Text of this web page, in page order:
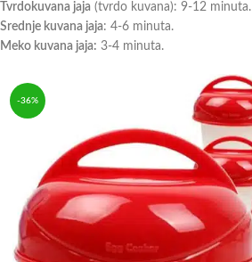
Tvrdokuvana jaja (tvrdo kuvana): 9-12 minuta.
Srednje kuvana jaja: 4-6 minuta.
Meko kuvana jaja: 3-4 minuta.
-36%